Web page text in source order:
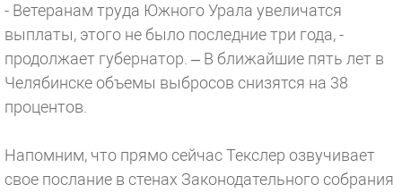
- Ветеранам труда Южного Урала увеличатся
выплаты, этого не было последние три года, -
продолжает губернатор. – В ближайшие пять лет в
Челябинске объемы выбросов снизятся на 38
процентов.
Напомним, что прямо сейчас Текслер озвучивает
свое послание в стенах Законодательного собрания